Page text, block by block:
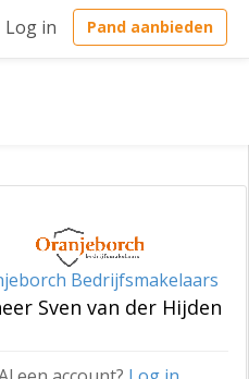
Log in Pand aanbieden
Bedrijfsmakelaars
Sven van der Hijden